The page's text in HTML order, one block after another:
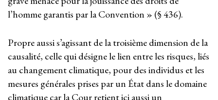
l’homme garantis par la Convention » (§ 436).
Propre aussi s’agissant de la troisième dimension de la
causalité, celle qui désigne le lien entre les risques, liés
au changement climatique, pour des individus et les
mesures générales prises par un État dans le domaine
climatique car la Cour retient ici aussi un